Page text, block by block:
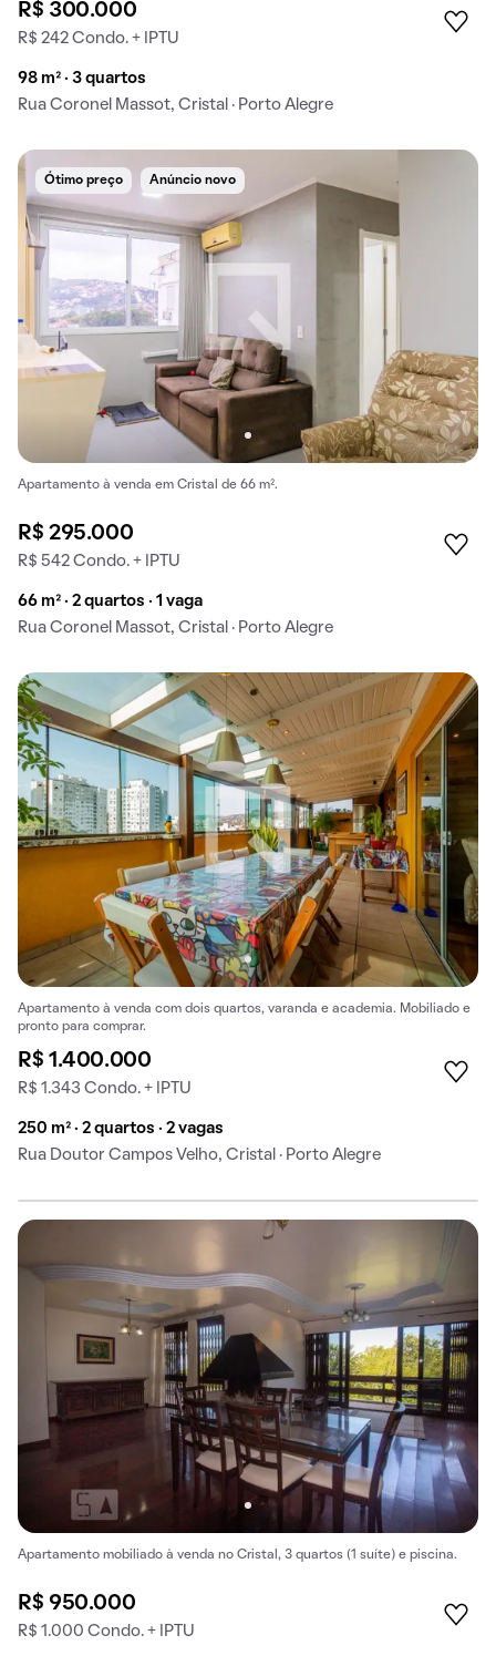
R$ 300.000
R$ 242 Condo. + IPTU
98 m² · 3 quartos
Rua Coronel Massot, Cristal · Porto Alegre
Ótimo preço Anúncio novo
Apartamento à venda em Cristal de 66 m².
R$ 295.000
R$ 542 Condo. + IPTU
66 m² · 2 quartos · 1 vaga
Rua Coronel Massot, Cristal · Porto Alegre
Apartamento à venda com dois quartos, varanda e academia. Mobiliado e
pronto para comprar.
R$ 1.400.000
R$ 1.343 Condo. + IPTU
250 m² · 2 quartos · 2 vagas
Rua Doutor Campos Velho, Cristal · Porto Alegre
Apartamento mobiliado à venda no Cristal, 3 quartos (1 suíte) e piscina.
R$ 950.000
R$ 1.000 Condo. + IPTU